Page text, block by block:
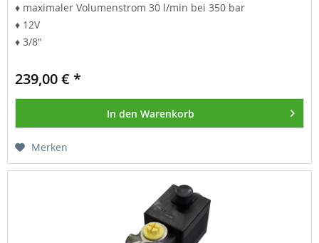
♦ maximaler Volumenstrom 30 l/min bei 350 bar
♦ 12V
♦ 3/8"
239,00 € *
In den Warenkorb
Merken